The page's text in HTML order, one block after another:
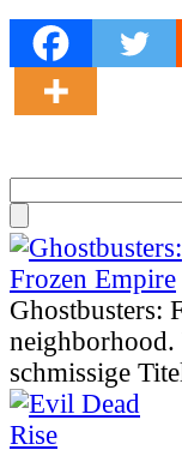
Ghostbusters:
neighborhood.
schmissige